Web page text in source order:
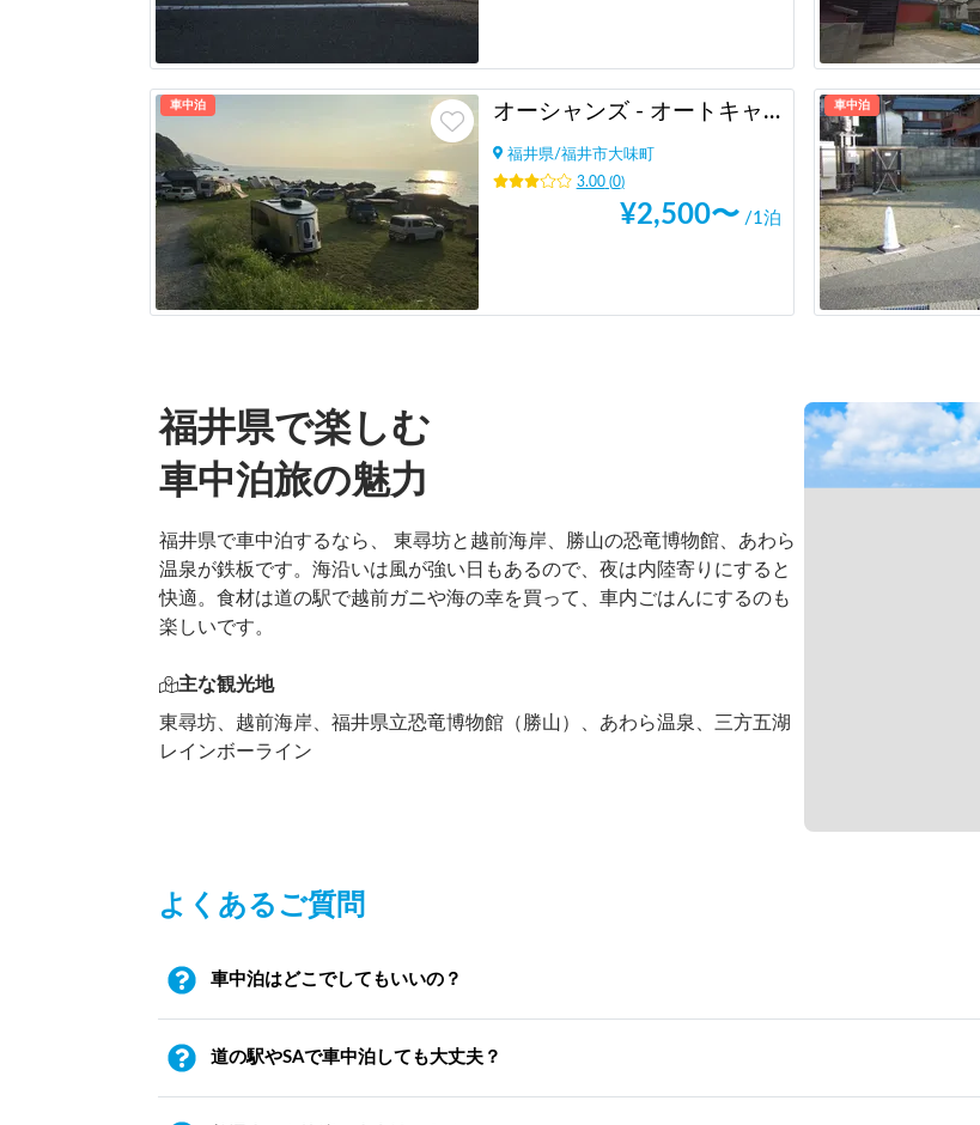
車中泊 オーシャンズ - オートキャンプ & ＲＶパーク
福井県/福井市大味町
3.00(0)
¥2,500〜 /1泊
車中泊
福井県で楽しむ
車中泊旅の魅力
福井県で車中泊するなら、 東尋坊と越前海岸、勝山の恐竜博物館、あわら
温泉が鉄板です。海沿いは風が強い日もあるので、夜は内陸寄りにすると
快適。食材は道の駅で越前ガニや海の幸を買って、車内ごはんにするのも
楽しいです。
主な観光地
東尋坊、越前海岸、福井県立恐竜博物館（勝山）、あわら温泉、三方五湖
レインボーライン
よくあるご質問
車中泊はどこでしてもいいの？
道の駅やSAで車中泊しても大丈夫？